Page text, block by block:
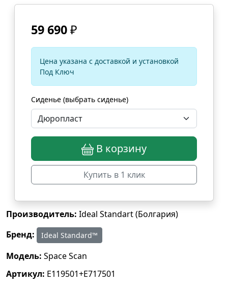
59 690₽
Цена указана с доставкой и установкой
Под Ключ
Сиденье (выбрать сиденье)
В корзину
Купить в 1 клик
Производитель: Ideal Standart (Болгария)
Бренд:
Ideal Standard™
Модель: Space Scan
Артикул: E119501+E717501